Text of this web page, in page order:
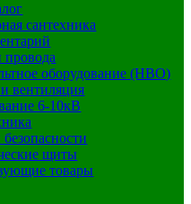
сантехника
провода
оборудование (НВО)
вентиляция
6-10кВ
щиты
товары